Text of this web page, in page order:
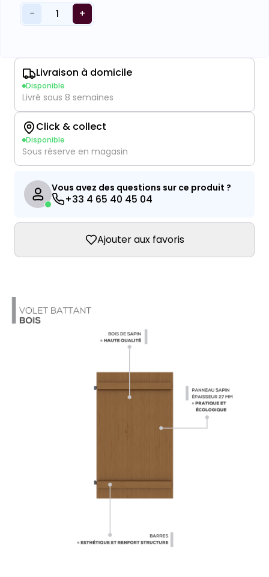
− 1 +
Livraison à domicile
Disponible
Livré sous 8 semaines
Click & collect
Disponible
Sous réserve en magasin
Vous avez des questions sur ce produit ?
+33 4 65 40 45 04
Ajouter aux favoris